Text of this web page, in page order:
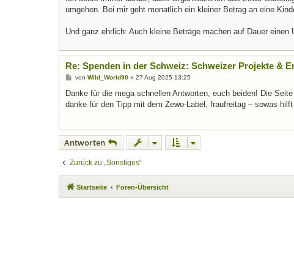
umgehen. Bei mir geht monatlich ein kleiner Betrag an eine
Und ganz ehrlich: Auch kleine Beträge machen auf Dauer einen
Re: Spenden in der Schweiz: Schweizer Projekte &
B
i
r
von Wild_World90» 27 Aug 2025 13:25
Danke für die mega schnellen Antworten, euch beiden! Die
danke für den Tipp mit dem Zewo-Label, fraufreitag – sowas
Antworten
Zurück zu „Sonstiges“
Startseite Foren-Übersicht